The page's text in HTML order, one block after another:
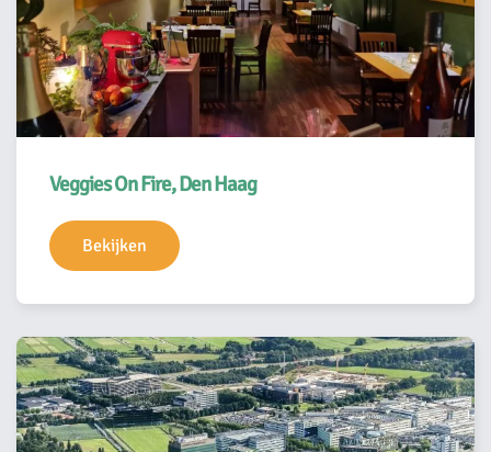
Veggies On Fire, Den Haag
Bekijken